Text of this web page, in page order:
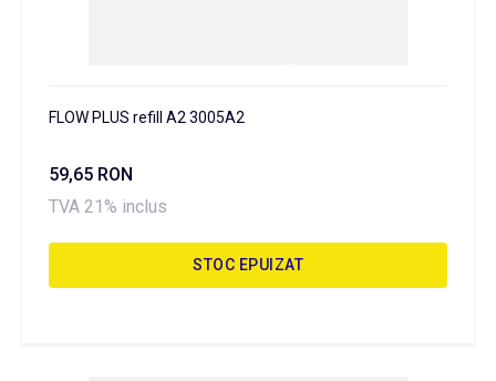
FLOW PLUS refill A2 3005A2
59,65 RON
TVA 21% inclus
STOC EPUIZAT